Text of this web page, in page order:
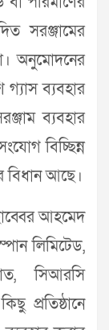
সরঞ্জামের
অনুমোদনের
গ্যাস ব্যবহার
ব্যবহার
বিচ্ছিন্ন
বিধান আছে।
আহমেদ
লিমিটেড,
সিআরসি
প্রতিষ্ঠানে